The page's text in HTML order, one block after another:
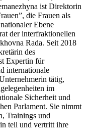
ist Direktorin
die Frauen als
Ebene
der interfraktionellen
Rada. Seit 2018
des
Expertin für
internationale
tätig,
im
Sicherheit und
Parlament. Sie nimmt
Trainings und
teil und vertritt ihre